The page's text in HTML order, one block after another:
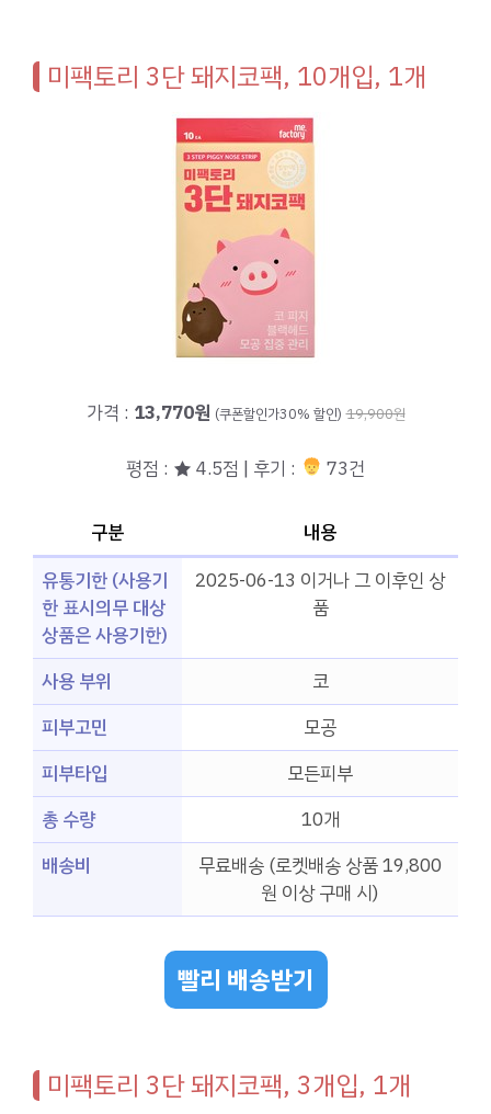
미팩토리 3단 돼지코팩, 10개입, 1개
가격 : 13,770원 (쿠폰할인가30% 할인) 19,900원
평점 : ★ 4.5점 | 후기 : 73건
구분
내용
유통기한 (사용기
한 표시의무 대상
상품은 사용기한)
2025-06-13 이거나 그 이후인 상
품
사용 부위
코
피부고민
모공
피부타입
모든피부
총 수량
10개
배송비
무료배송 (로켓배송 상품 19,800
원 이상 구매 시)
빨리 배송받기
미팩토리 3단 돼지코팩, 3개입, 1개